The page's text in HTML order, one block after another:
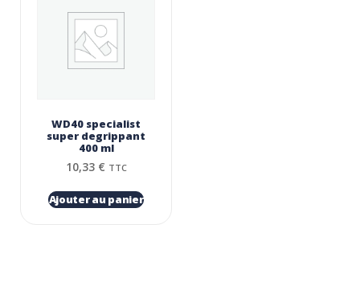
WD40 specialist
super degrippant
400 ml
10,33 € TTC
Ajouter au panier